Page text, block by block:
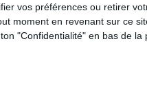
vos préférences ou retirer
moment en revenant sur ce
"Confidentialité" en bas de la